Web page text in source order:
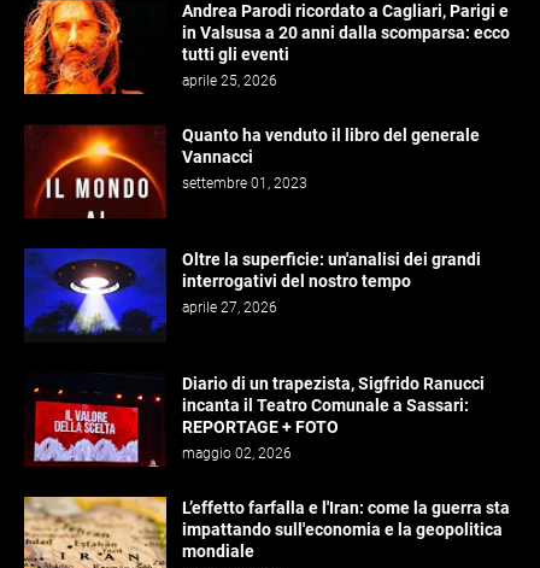
Andrea Parodi ricordato a Cagliari, Parigi e
in Valsusa a 20 anni dalla scomparsa: ecco
tutti gli eventi
aprile 25, 2026
Quanto ha venduto il libro del generale
Vannacci
settembre 01, 2023
Oltre la superficie: un'analisi dei grandi
interrogativi del nostro tempo
aprile 27, 2026
Diario di un trapezista, Sigfrido Ranucci
incanta il Teatro Comunale a Sassari:
REPORTAGE + FOTO
maggio 02, 2026
L’effetto farfalla e l'Iran: come la guerra sta
impattando sull'economia e la geopolitica
mondiale